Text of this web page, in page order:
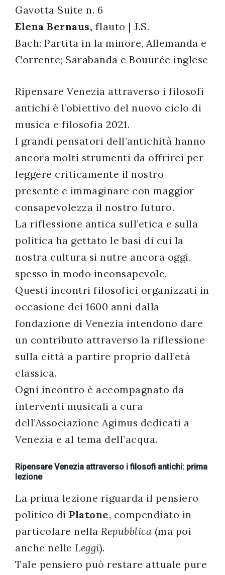
Gavotta Suite n. 6
Elena Bernaus, flauto | J.S.
Bach: Partita in la minore, Allemanda e
Corrente; Sarabanda e Bouurée inglese
Ripensare Venezia attraverso i filosofi
antichi è l’obiettivo del nuovo ciclo di
musica e filosofia 2021.
I grandi pensatori dell’antichità hanno
ancora molti strumenti da offrirci per
leggere criticamente il nostro
presente e immaginare con maggior
consapevolezza il nostro futuro.
La riflessione antica sull’etica e sulla
politica ha gettato le basi di cui la
nostra cultura si nutre ancora oggi,
spesso in modo inconsapevole.
Questi incontri filosofici organizzati in
occasione dei 1600 anni dalla
fondazione di Venezia intendono dare
un contributo attraverso la riflessione
sulla città a partire proprio dall’età
classica.
Ogni incontro è accompagnato da
interventi musicali a cura
dell’Associazione Agimus dedicati a
Venezia e al tema dell’acqua.
Ripensare Venezia attraverso i filosofi antichi: prima
lezione
La prima lezione riguarda il pensiero
politico di Platone, compendiato in
particolare nella Repubblica (ma poi
anche nelle Leggi).
Tale pensiero può restare attuale pure